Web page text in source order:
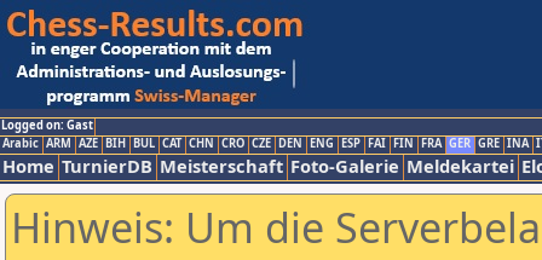
Logged on: Gast
Arabic ARM AZE BIH BUL CAT CHN CRO CZE DEN ENG ESP FAI FIN FRA GER GRE INA
Home TurnierDB Meisterschaft Foto-Galerie Meldekartei
Hinweis: Um die